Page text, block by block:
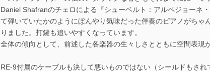
Daniel Shafranのチェロによる『シューベルト：アルペジョーネ
て弾いていたかのようにぼんやり気味だった伴奏のピアノがちゃ
りました。打鍵も追いやすくなっています。
全体の傾向として、前述した各楽器の生々しさとともに空間表現
RE-9付属のケーブルも決して悪いものではない（シールドもさ